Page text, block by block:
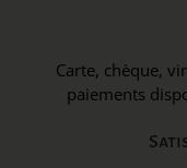
Carte, chèque,
paiements